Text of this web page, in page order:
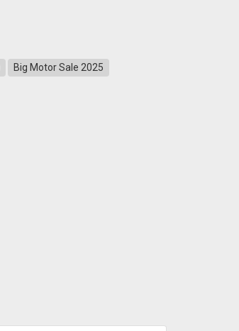
Big Motor Sale 2025